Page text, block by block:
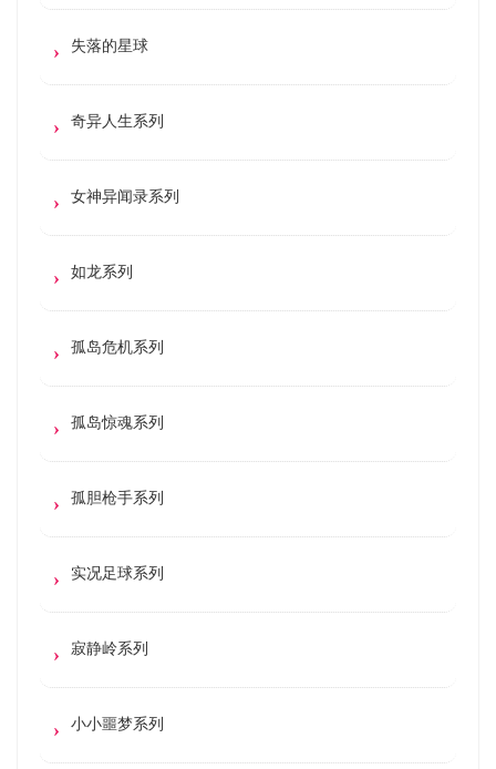
失落的星球
奇异人生系列
女神异闻录系列
如龙系列
孤岛危机系列
孤岛惊魂系列
孤胆枪手系列
实况足球系列
寂静岭系列
小小噩梦系列